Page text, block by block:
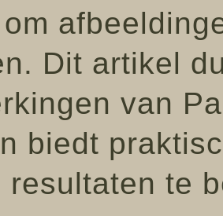
Dit artikel
van
biedt
resultaten te